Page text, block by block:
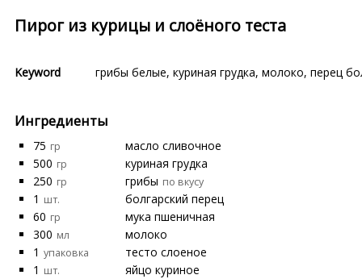
Пирог из курицы и слоёного теста
Keyword грибы белые, куриная грудка, молоко, перец
Ингредиенты
75 гр
масло сливочное
500 гр
куриная грудка
250 гр грибы по вкусу
1 шт.
болгарский перец
60 гр
мука пшеничная
300 мл
молоко
1 упаковка
тесто слоеное
1 шт.
яйцо куриное